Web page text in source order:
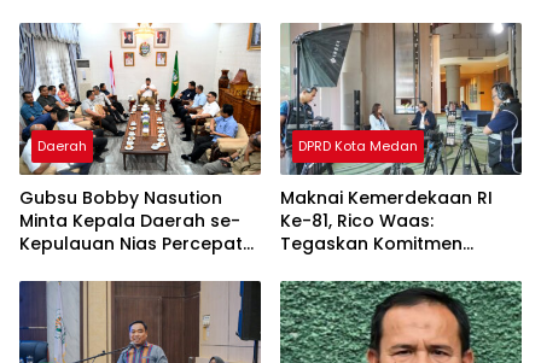
Daerah
Gubsu Bobby Nasution
Minta Kepala Daerah se-
Kepulauan Nias Percepat
DPRD Kota Medan
Maknai Kemerdekaan RI
Ke-81, Rico Waas:
Tegaskan Komitmen